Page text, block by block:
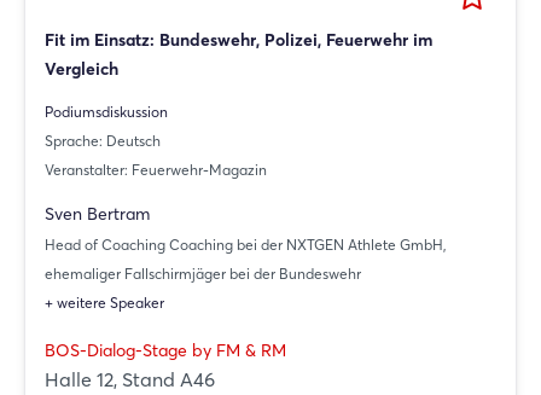
Fit im Einsatz: Bundeswehr, Polizei, Feuerwehr im
Vergleich
Podiumsdiskussion
Sprache: Deutsch
Veranstalter: Feuerwehr-Magazin
Sven Bertram
Head of Coaching Coaching bei der NXTGEN Athlete GmbH,
ehemaliger Fallschirmjäger bei der Bundeswehr
+ weitere Speaker
BOS-Dialog-Stage by FM & RM
Halle 12, Stand A46